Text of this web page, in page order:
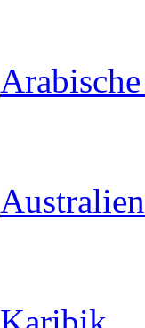
Australien